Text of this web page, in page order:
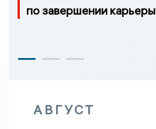
по завершении карьеры
АВГУСТ